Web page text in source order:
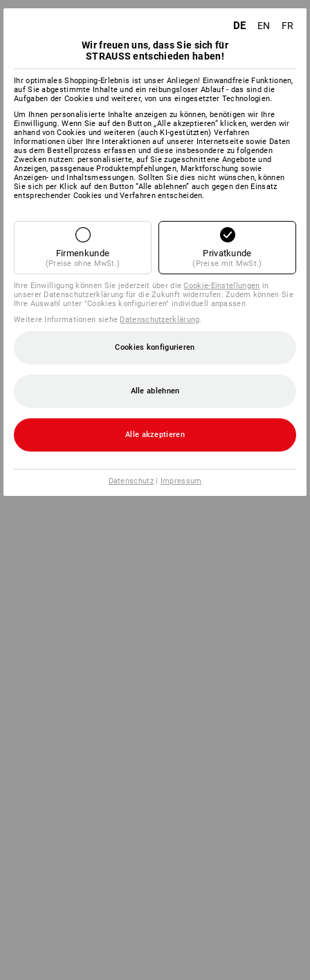
DE EN
FR
Wir freuen uns, dass Sie sich für
STRAUSS entschieden haben!
Ihr optimales Shopping-Erlebnis ist unser Anliegen! Einwandfreie Funktionen,
auf Sie abgestimmte Inhalte und ein reibungsloser Ablauf - das sind die
Aufgaben der Cookies und weiterer, von uns eingesetzter Technologien.
Um Ihnen personalisierte Inhalte anzeigen zu können, benötigen wir Ihre
Einwilligung. Wenn Sie auf den Button „Alle akzeptieren“ klicken, werden wir
anhand von Cookies und weiteren (auch KI-gestützten) Verfahren
Informationen über Ihre Interaktionen auf unserer Internetseite sowie Daten
aus dem Bestellprozess erfassen und diese insbesondere zu folgenden
Zwecken nutzen: personalisierte, auf Sie zugeschnittene Angebote und
Anzeigen, passgenaue Produktempfehlungen, Marktforschung sowie
Anzeigen- und Inhaltsmessungen. Sollten Sie dies nicht wünschen, können
Sie sich per Klick auf den Button “Alle ablehnen” auch gegen den Einsatz
entsprechender Cookies und Verfahren entscheiden.
Firmenkunde
(Preise ohne MwSt.)
Privatkunde
(Preise mit MwSt.)
Ihre Einwilligung können Sie jederzeit über dieCookie-Einstellungen in
unserer Datenschutzerklärung für die Zukunft widerrufen. Zudem können Sie
Ihre Auswahl unter "Cookies konfigurieren" individuell anpassen
Weitere Informationen siehe Datenschutzerklärung.
Cookies konfigurieren
Alle ablehnen
Alle akzeptieren
Datenschutz| Impressum